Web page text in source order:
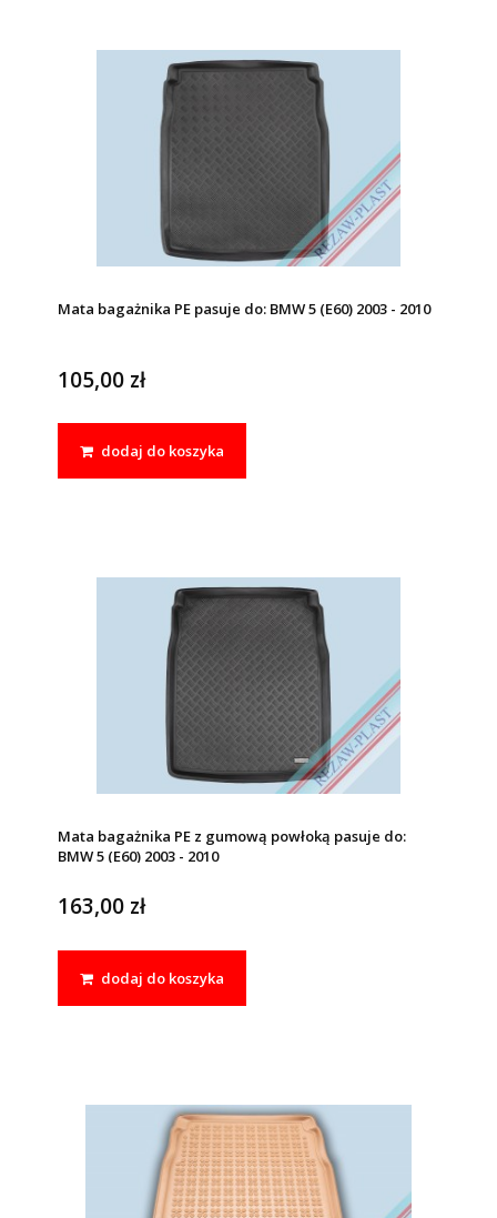
Mata bagażnika PE pasuje do: BMW 5 (E60) 2003 - 2010
105,00 zł
dodaj do koszyka
Mata bagażnika PE z gumową powłoką pasuje do:
BMW 5 (E60) 2003 - 2010
163,00 zł
dodaj do koszyka